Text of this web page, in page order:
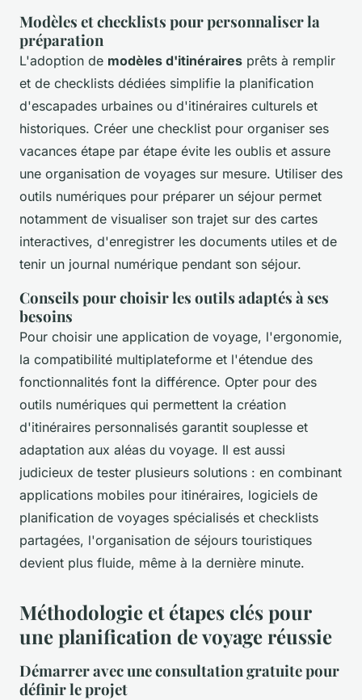
Modèles et checklists pour personnaliser la
préparation
L'adoption de modèles d'itinéraires prêts à remplir
et de checklists dédiées simplifie la planification
d'escapades urbaines ou d'itinéraires culturels et
historiques. Créer une checklist pour organiser ses
vacances étape par étape évite les oublis et assure
une organisation de voyages sur mesure. Utiliser des
outils numériques pour préparer un séjour permet
notamment de visualiser son trajet sur des cartes
interactives, d'enregistrer les documents utiles et de
tenir un journal numérique pendant son séjour.
Conseils pour choisir les outils adaptés à ses
besoins
Pour choisir une application de voyage, l'ergonomie,
la compatibilité multiplateforme et l'étendue des
fonctionnalités font la différence. Opter pour des
outils numériques qui permettent la création
d'itinéraires personnalisés garantit souplesse et
adaptation aux aléas du voyage. Il est aussi
judicieux de tester plusieurs solutions : en combinant
applications mobiles pour itinéraires, logiciels de
planification de voyages spécialisés et checklists
partagées, l'organisation de séjours touristiques
devient plus fluide, même à la dernière minute.
Méthodologie et étapes clés pour
une planification de voyage réussie
Démarrer avec une consultation gratuite pour
définir le projet